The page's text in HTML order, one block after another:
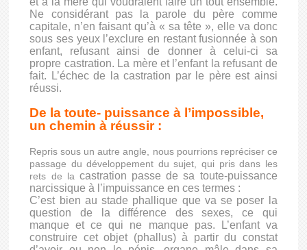
Ne considérant pas la parole du père comme
capitale, n’en faisant qu’à « sa tête », elle va donc
sous ses yeux l’exclure en restant fusionnée à son
enfant, refusant ainsi de donner à celui-ci sa
propre castration. La mère et l’enfant la refusant de
fait. L’échec de la castration par le père est ainsi
réussi.
De la toute- puissance à l’impossible,
un chemin à réussir :
Repris sous un autre angle, nous pourrions repréciser ce
passage du développement du sujet, qui pris dans les
rets de la castration passe de sa toute-puissance
narcissique à l’impuissance en ces termes :
C’est bien au stade phallique que va se poser la
question de la différence des sexes, ce qui
manque et ce qui ne manque pas. L’enfant va
construire cet objet (phallus) à partir du constat